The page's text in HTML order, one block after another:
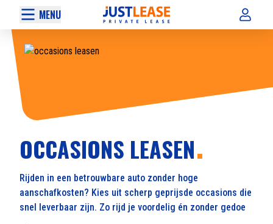
MENU
OCCASIONS LEASEN
Rijden in een betrouwbare auto zonder hoge
aanschafkosten? Kies uit scherp geprijsde occasions die
snel leverbaar zijn. Zo rijd je voordelig én zonder gedoe